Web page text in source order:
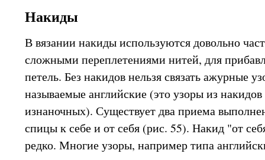
Накиды
В вязании накиды используются довольно
сложными переплетениями нитей, для
петель. Без накидов нельзя связать ажурные
называемые английские (это узоры из
изнаночных). Существует два приема
спицы к себе и от себя (рис. 55). Накид "от
редко. Многие узоры, например типа